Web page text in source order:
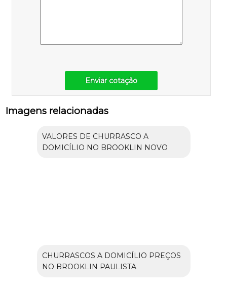
Enviar cotação
Imagens relacionadas
VALORES DE CHURRASCO A
DOMICÍLIO NO BROOKLIN NOVO
CHURRASCOS A DOMICÍLIO PREÇOS
NO BROOKLIN PAULISTA